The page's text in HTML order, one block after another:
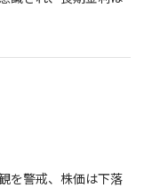
を警戒、株価は下落